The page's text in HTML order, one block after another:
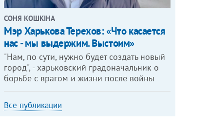
СОНЯ КОШКІНА
Мэр Харькова Терехов: «Что касается
нас - мы выдержим. Выстоим»
"Нам, по сути, нужно будет создать новый
город", - харьковский градоначальник о
борьбе с врагом и жизни после войны
Все публикации